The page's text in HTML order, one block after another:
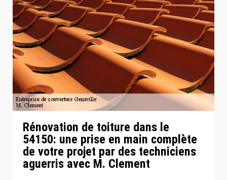
Rénovation de toiture dans le
54150: une prise en main complète
de votre projet par des techniciens
aguerris avec M. Clement